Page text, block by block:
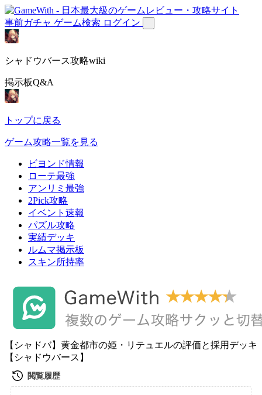
事前ガチャ ゲーム検索 ログイン
シャドウバース攻略wiki
掲示板Q&A
トップに戻る
ゲーム攻略一覧を見る
ビヨンド情報
ローテ最強
アンリミ最強
2Pick攻略
イベント速報
パズル攻略
実績デッキ
ルムマ掲示板
スキン所持率
【シャドバ】黄金都市の姫・リテュエルの評価と採用デッキ
【シャドウバース】